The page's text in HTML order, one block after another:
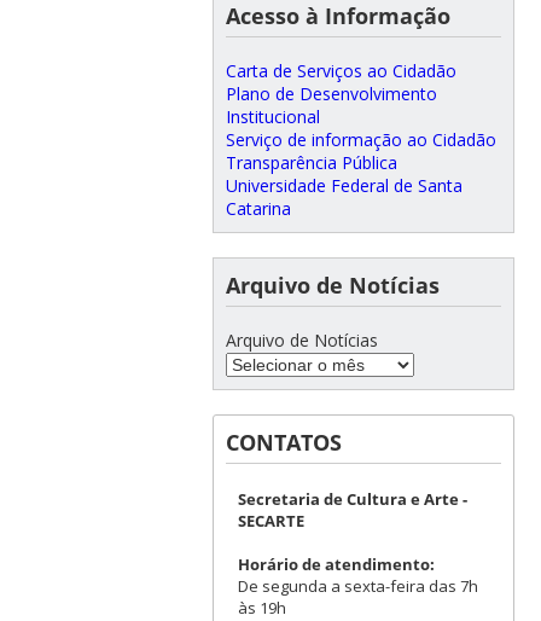
Acesso à Informação
Carta de Serviços ao Cidadão
Plano de Desenvolvimento
Institucional
Serviço de informação ao Cidadão
Transparência Pública
Universidade Federal de Santa
Catarina
Arquivo de Notícias
Arquivo de Notícias
CONTATOS
Secretaria de Cultura e Arte -
SECARTE
Horário de atendimento:
De segunda a sexta-feira das 7h
às 19h